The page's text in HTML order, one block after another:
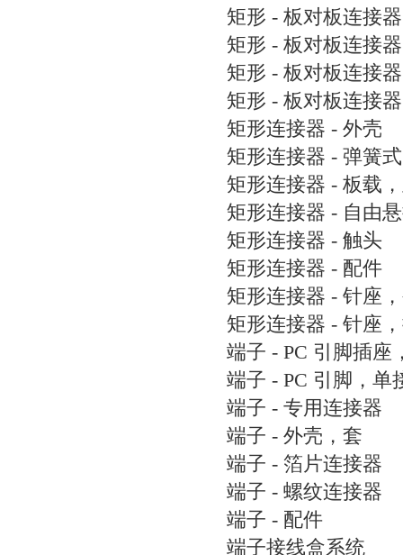
矩形 - 板对板连接
矩形 - 板对板连接
矩形 - 板对板连接
矩形 - 板对板连接
矩形连接器 - 外壳
矩形连接器 - 弹簧式
矩形连接器 - 板载
矩形连接器 - 自由
矩形连接器 - 触头
矩形连接器 - 配件
矩形连接器 - 针座
矩形连接器 - 针座
端子 - PC 引脚插座
端子 - PC 引脚，单
端子 - 专用连接器
端子 - 外壳，套
端子 - 箔片连接器
端子 - 螺纹连接器
端子 - 配件
端子接线盒系统